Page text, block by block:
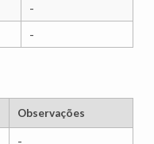
-
-
Observações
-